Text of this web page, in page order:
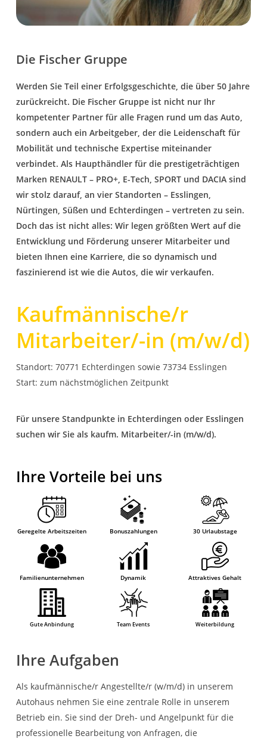
Die Fischer Gruppe
Werden Sie Teil einer Erfolgsgeschichte, die über 50 Jahre
zurückreicht. Die Fischer Gruppe ist nicht nur Ihr
kompetenter Partner für alle Fragen rund um das Auto,
sondern auch ein Arbeitgeber, der die Leidenschaft für
Mobilität und technische Expertise miteinander
verbindet. Als Haupthändler für die prestigeträchtigen
Marken RENAULT – PRO+, E-Tech, SPORT und DACIA sind
wir stolz darauf, an vier Standorten – Esslingen,
Nürtingen, Süßen und Echterdingen – vertreten zu sein.
Doch das ist nicht alles: Wir legen größten Wert auf die
Entwicklung und Förderung unserer Mitarbeiter und
bieten Ihnen eine Karriere, die so dynamisch und
faszinierend ist wie die Autos, die wir verkaufen.
Kaufmännische/r
Mitarbeiter/-in (m/w/d)
Standort: 70771 Echterdingen sowie 73734 Esslingen
Start: zum nächstmöglichen Zeitpunkt
Für unsere Standpunkte in Echterdingen oder Esslingen
suchen wir Sie als kaufm. Mitarbeiter/-in (m/w/d).
Ihre Vorteile bei uns
Geregelte Arbeitszeiten Bonuszahlungen 30 Urlaubstage
Familienunternehmen Dynamik Attraktives Gehalt
Gute Anbindung Team Events Weiterbildung
Ihre Aufgaben
Als kaufmännische/r Angestellte/r (w/m/d) in unserem
Autohaus nehmen Sie eine zentrale Rolle in unserem
Betrieb ein. Sie sind der Dreh- und Angelpunkt für die
professionelle Bearbeitung von Anfragen, die